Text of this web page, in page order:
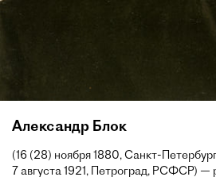
Александр Блок
(16 (28) ноября 1880, Санкт-
7 августа 1921, Петроград, РСФСР) —